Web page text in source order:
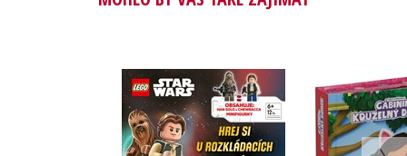
LEGO® Star Wars™
Han Solo a Chewie v
akci
Kolektiv
Gábinin
domek -
s